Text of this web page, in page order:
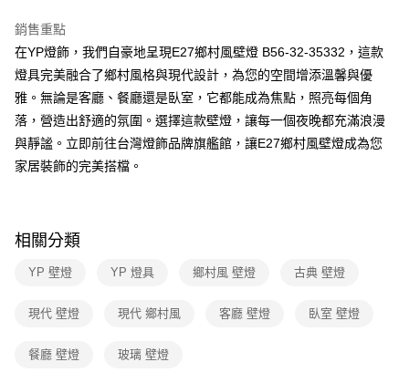
全盈+PAY
AFTEE先享後付
相關說明
【關於「AFTEE先享後付」】
AFTEE先享後付是「在收到商品之後才付款」的支付方式。 讓您購物簡單
便利好安心！
１．簡單：不需註冊會員、不需綁卡、不需儲值。
【「AFTEE先享後付」結帳流程】
１．於結帳方式選擇「AFTEE先享後付」後，將跳轉至「AFTEE先享後付」
結帳頁面，進行簡訊認證並確認金額後，即可完成結帳。
ATM／網路銀行／等多元方式進行付款，方視為交易完成。
購買商品的店家。未經商家同意取消之訂單仍視為有效，需透過AFTEE先享
每筆NT$180，滿NT$5,000(含以上)免運費
銷售重點
在YP燈飾，我們自豪地呈現E27鄉村風壁燈 B56-32-35332，這款
燈具完美融合了鄉村風格與現代設計，為您的空間增添溫馨與優
雅。無論是客廳、餐廳還是臥室，它都能成為焦點，照亮每個角
落，營造出舒適的氛圍。選擇這款壁燈，讓每一個夜晚都充滿浪漫
與靜謐。立即前往台灣燈飾品牌旗艦館，讓E27鄉村風壁燈成為您
家居裝飾的完美搭檔。
相關分類
YP 壁燈 YP 燈具 鄉村風 壁燈 古典 壁燈
現代 壁燈 現代 鄉村風 客廳 壁燈 臥室 壁燈
餐廳 壁燈 玻璃 壁燈